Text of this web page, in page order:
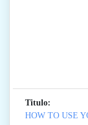
Titulo:
HOW TO USE